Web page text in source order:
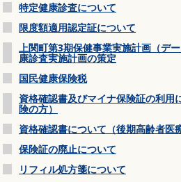
特定健康診査について
限度額適用認定証について
上関町第3期保健事業実施計画（デ
康診査実施計画の策定
国民健康保険税
資格確認書及びマイナ保険証の利用
険の方）
資格確認書について（後期高齢者医
保険証の廃止について
リフィル処方箋について